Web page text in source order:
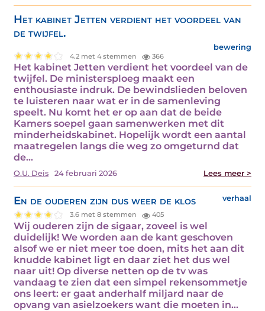
Het kabinet Jetten verdient het voordeel van
de twijfel.
bewering
4.2 met 4 stemmen 366
Het kabinet Jetten verdient het voordeel van de
twijfel. De ministersploeg maakt een
enthousiaste indruk. De bewindslieden beloven
te luisteren naar wat er in de samenleving
speelt. Nu komt het er op aan dat de beide
Kamers soepel gaan samenwerken met dit
minderheidskabinet. Hopelijk wordt een aantal
maatregelen langs die weg zo omgeturnd dat
de…
O.U. Deis 24 februari 2026 Lees meer >
En de ouderen zijn dus weer de klos verhaal
3.6 met 8 stemmen 405
Wij ouderen zijn de sigaar, zoveel is wel
duidelijk! We worden aan de kant geschoven
alsof we er niet meer toe doen, mits het aan dit
knudde kabinet ligt en daar ziet het dus wel
naar uit! Op diverse netten op de tv was
vandaag te zien dat een simpel rekensommetje
ons leert: er gaat anderhalf miljard naar de
opvang van asielzoekers want die moeten in…